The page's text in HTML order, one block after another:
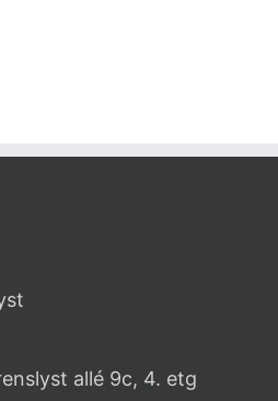
allé 9c, 4. etg